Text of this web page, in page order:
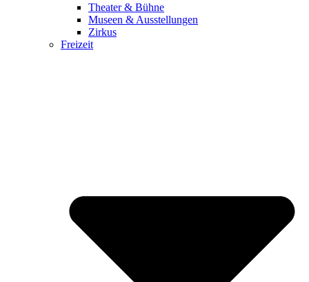
Theater & Bühne
Museen & Ausstellungen
Zirkus
Freizeit